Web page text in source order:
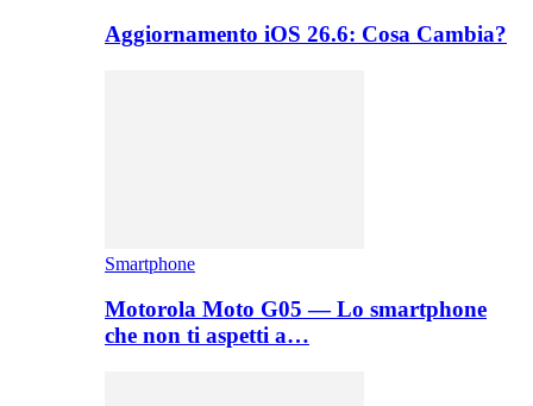
Aggiornamento iOS 26.6: Cosa Cambia?
Smartphone
Motorola Moto G05 — Lo smartphone
che non ti aspetti a…